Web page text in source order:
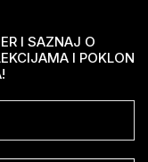
I SAZNAJ O
I POKLON